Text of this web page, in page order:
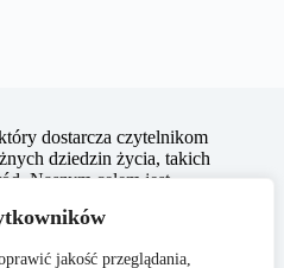
jakość przeglądania,
dostarcza czytelnikom
dziedzin życia, takich
Naszym celem jest
Dbamy o to, aby